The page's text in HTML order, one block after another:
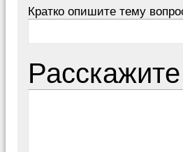
Кратко опишите тему